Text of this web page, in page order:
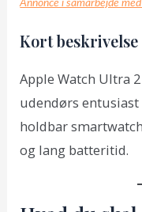
Annonce i samarbejde
Kort
Apple Watch Ultra
udendørs
holdbar
og lang batteritid.